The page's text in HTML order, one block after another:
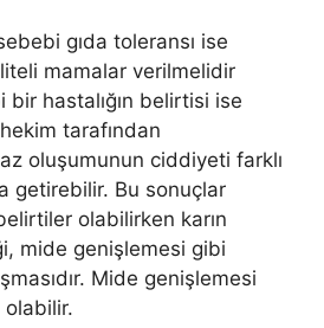
gıda toleransı ise
mamalar verilmelidir
bir hastalığın belirtisi ise
tarafından
oluşumunun ciddiyeti farklı
getirebilir. Bu sonuçlar
olabilirken karın
mide genişlemesi gibi
Mide genişlemesi